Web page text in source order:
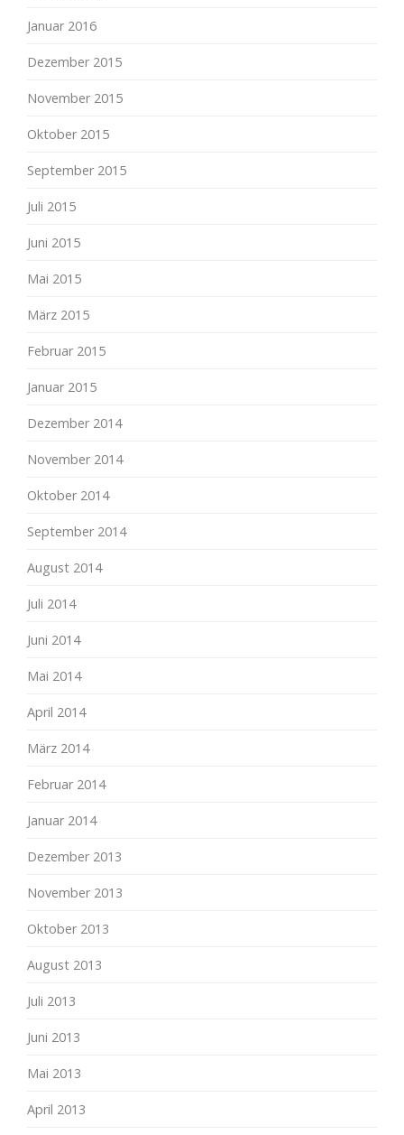
Januar 2016
Dezember 2015
November 2015
Oktober 2015
September 2015
Juli 2015
Juni 2015
Mai 2015
März 2015
Februar 2015
Januar 2015
Dezember 2014
November 2014
Oktober 2014
September 2014
August 2014
Juli 2014
Juni 2014
Mai 2014
April 2014
März 2014
Februar 2014
Januar 2014
Dezember 2013
November 2013
Oktober 2013
August 2013
Juli 2013
Juni 2013
Mai 2013
April 2013